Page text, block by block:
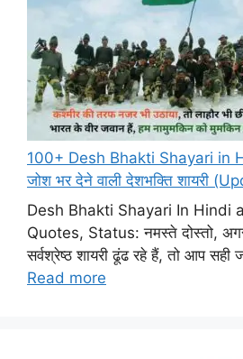
100+ Desh Bhakti Shayari in
जोश भर देने वाली देशभक्ति शायरी
Desh Bhakti Shayari In Hindi
Quotes, Status: नमस्ते दोस्तो,
सर्वश्रेष्ठ शायरी ढूंढ रहे हैं, तो आप सही
Read more